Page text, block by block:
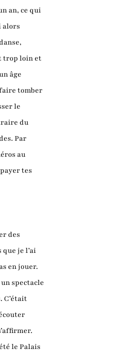
an, ce qui
alors
trop loin et
âge
tomber
le
du
Par
au
tes
des
je l’ai
en jouer.
spectacle
C’était
le Palais